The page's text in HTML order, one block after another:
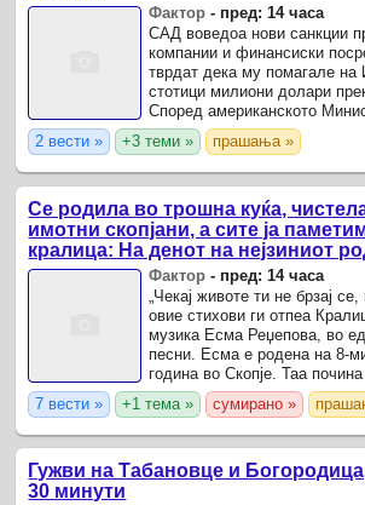
Фактор - пред: 14 часа
САД воведоа нови санкции
компании и финансиски
тврдат дека му помагале
стотици милиони долари
Според американското
финансии, дел од парите
продажбата на иранска
2 вести » +3 теми » прашања »
Се родила во трошна куќа,
имотни скопјани, а сите ја
кралица: На денот на нејзиниот
сеќаваме на Есма Реџепова,
носеше Македонија во срцето
Фактор - пред: 14 часа
„Чекај животe ти не брзај
овие стихови ги отпеа
музика Есма Реџепова, во
песни. Есма е родена на 8-
година во Скопје. Таа
ти декември 2016 година.
7 вести » +1 тема » сумирано »
Гужви на Табановце и
30 минути